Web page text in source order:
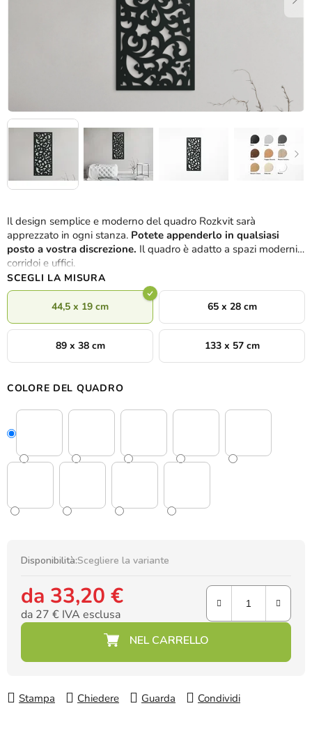
Il design semplice e moderno del quadro Rozkvit sarà
apprezzato in ogni stanza. Potete appenderlo in qualsiasi
posto a vostra discrezione. Il quadro è adatto a spazi moderni,
corridoi e uffici.
SCEGLI LA MISURA
44,5 x 19 cm 65 x 28 cm
89 x 38 cm 133 x 57 cm
COLORE DEL QUADRO
Disponibilità:Scegliere la variante
da 33,20 €
da 27 € IVA esclusa
Prezzo della misura:
Stampa Chiedere Guarda Condividi